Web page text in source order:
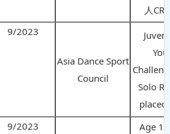
人CR
9/2023
Asia Dance Sport
Council
Solo
9/2023
Age